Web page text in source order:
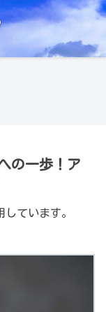
の一歩！ア
ています。